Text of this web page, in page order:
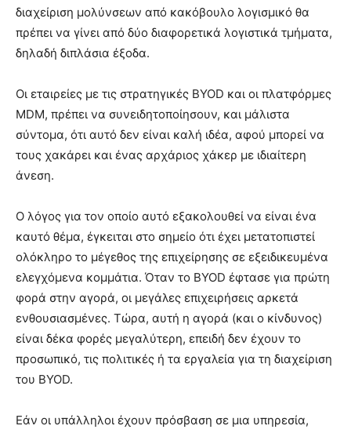
διαχείριση μολύνσεων από κακόβουλο λογισμικό θα
πρέπει να γίνει από δύο διαφορετικά λογιστικά τμήματα,
δηλαδή διπλάσια έξοδα.
Οι εταιρείες με τις στρατηγικές BYOD και οι πλατφόρμες
MDM, πρέπει να συνειδητοποίησουν, και μάλιστα
σύντομα, ότι αυτό δεν είναι καλή ιδέα, αφού μπορεί να
τους χακάρει και ένας αρχάριος χάκερ με ιδιαίτερη
άνεση.
Ο λόγος για τον οποίο αυτό εξακολουθεί να είναι ένα
καυτό θέμα, έγκειται στο σημείο ότι έχει μετατοπιστεί
ολόκληρο το μέγεθος της επιχείρησης σε εξειδικευμένα
ελεγχόμενα κομμάτια. Όταν το BYOD έφτασε για πρώτη
φορά στην αγορά, οι μεγάλες επιχειρήσεις αρκετά
ενθουσιασμένες. Τώρα, αυτή η αγορά (και ο κίνδυνος)
είναι δέκα φορές μεγαλύτερη, επειδή δεν έχουν το
προσωπικό, τις πολιτικές ή τα εργαλεία για τη διαχείριση
του BYOD.
Εάν οι υπάλληλοι έχουν πρόσβαση σε μια υπηρεσία,